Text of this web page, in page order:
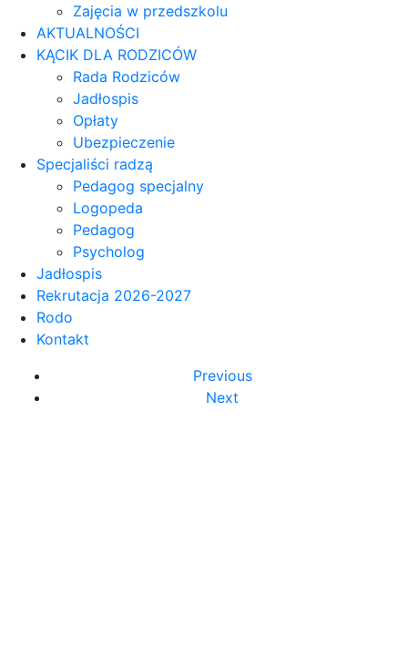
Zajęcia w przedszkolu
AKTUALNOŚCI
KĄCIK DLA RODZICÓW
Rada Rodziców
Jadłospis
Opłaty
Ubezpieczenie
Specjaliści radzą
Pedagog specjalny
Logopeda
Pedagog
Psycholog
Jadłospis
Rekrutacja 2026-2027
Rodo
Kontakt
Previous
Next